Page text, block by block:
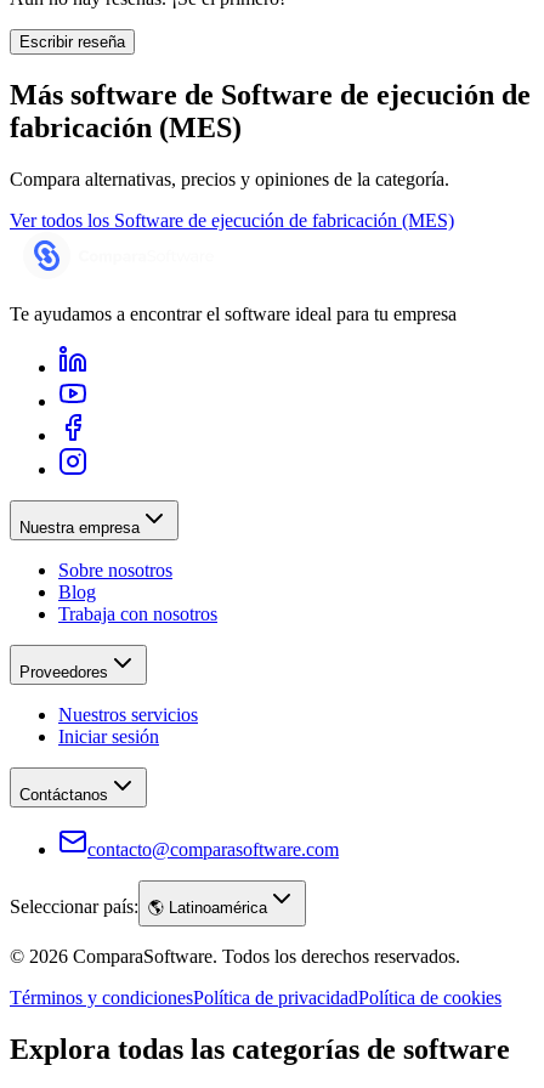
Escribir reseña
Más software de Software de ejecución de
fabricación (MES)
Compara alternativas, precios y opiniones de la categoría.
Ver todos los Software de ejecución de fabricación (MES)
Te ayudamos a encontrar el software ideal para tu empresa
Nuestra empresa
Sobre nosotros
Blog
Trabaja con nosotros
Proveedores
Nuestros servicios
Iniciar sesión
Contáctanos
contacto@comparasoftware.com
Seleccionar país: 🌎 Latinoamérica
© 2026 ComparaSoftware. Todos los derechos reservados.
Términos y condicionesPolítica de privacidadPolítica de cookies
Explora todas las categorías de software